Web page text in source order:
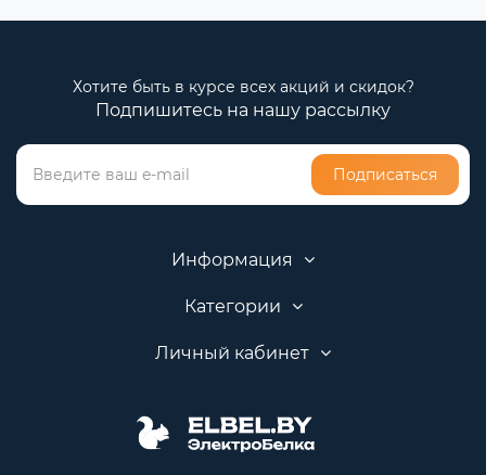
Хотите быть в курсе всех акций и скидок?
Подпишитесь на нашу рассылку
Подписаться
Информация
Категории
Личный кабинет